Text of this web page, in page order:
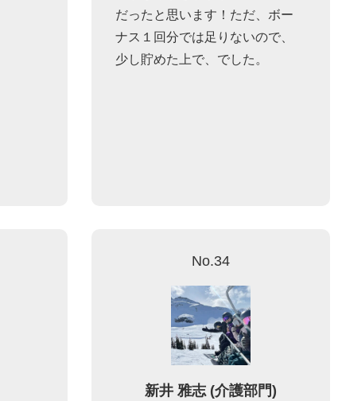
だったと思います！ただ、ボー
ナス１回分では足りないので、
少し貯めた上で、でした。
No.34
新井 雅志 (介護部門)